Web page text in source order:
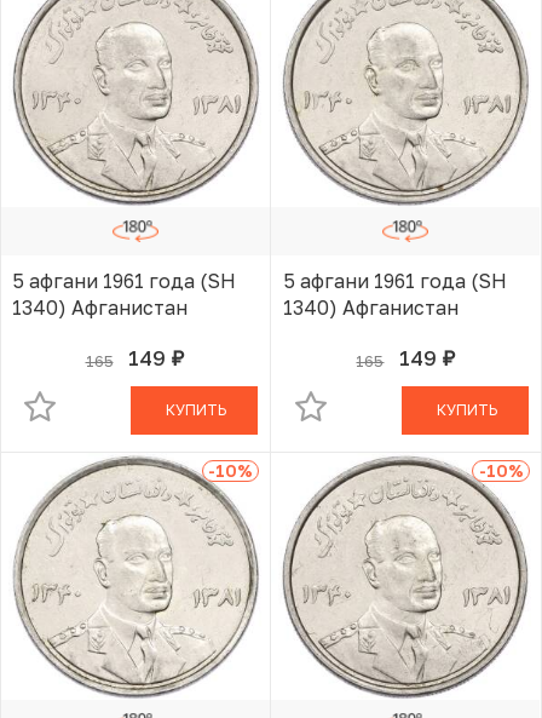
5 афгани 1961 года (SH
1340) Афганистан
165 149 руб.
В КОРЗИНЕ
КУПИТЬ
5 афгани 1961 года (SH
1340) Афганистан
165 149 руб.
В КОРЗИНЕ
КУПИТЬ
-10% -10%